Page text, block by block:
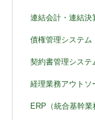
連結会計・連結決
債権管理システム
契約書管理システ
経理業務アウトソ
ERP（統合基幹業